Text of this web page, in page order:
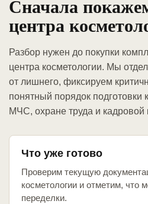
Сначала
центра
Разбор нужен до покупки
центра косметологии. Мы
от лишнего, фиксируем
понятный порядок подготовки
МЧС, охране труда и кадровой
Что уже готово
Проверим текущую
косметологии и отметим, что
переделки.